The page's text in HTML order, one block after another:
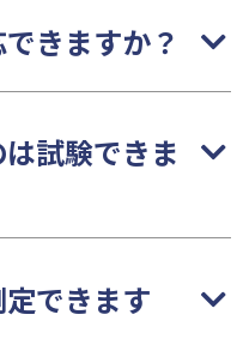
きますか？
試験できま
できます